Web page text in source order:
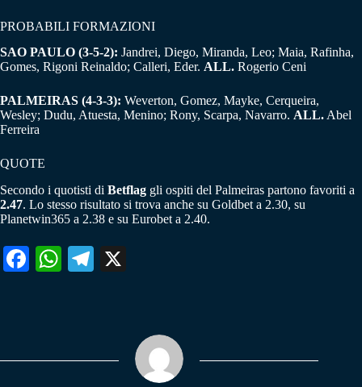
PROBABILI FORMAZIONI
SAO PAULO (3-5-2): Jandrei, Diego, Miranda, Leo; Maia, Rafinha,
Gomes, Rigoni Reinaldo; Calleri, Eder. ALL. Rogerio Ceni
PALMEIRAS (4-3-3): Weverton, Gomez, Mayke, Cerqueira,
Wesley; Dudu, Atuesta, Menino; Rony, Scarpa, Navarro. ALL.Abel
Ferreira
QUOTE
Secondo i quotisti di Betflag gli ospiti del Palmeiras partono favoriti a
2.47. Lo stesso risultato si trova anche su Goldbet a 2.30, su
Planetwin365 a 2.38 e su Eurobet a 2.40.
Fa W
pp
Te
m